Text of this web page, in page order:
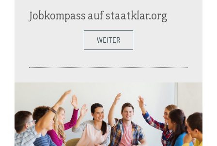
Jobkompass auf staatklar.org
WEITER